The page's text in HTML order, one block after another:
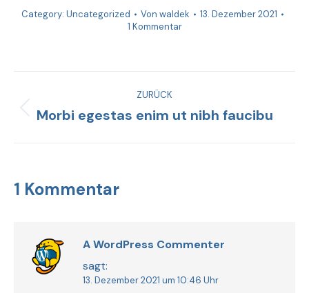
Category: Uncategorized Von waldek
13. Dezember 2021
1 Kommentar
ZURÜCK
Morbi egestas enim ut nibh faucibu
1 Kommentar
A WordPress Commenter
sagt:
13. Dezember 2021 um 10:46 Uhr